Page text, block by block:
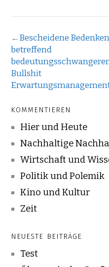
← Bescheidene Bedenken
betreffend
Bullshit
KOMMENTIEREN
Hier und Heute
Nachhaltige
Wirtschaft und
Politik und Polemik
Kino und Kultur
Zeit
NEUESTE BEITRÄGE
Test